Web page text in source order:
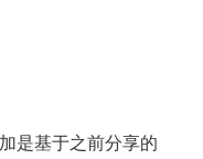
是基于之前分享的